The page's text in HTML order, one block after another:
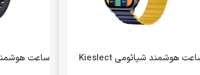
ساعت هوشمند شیائومی Kieslect